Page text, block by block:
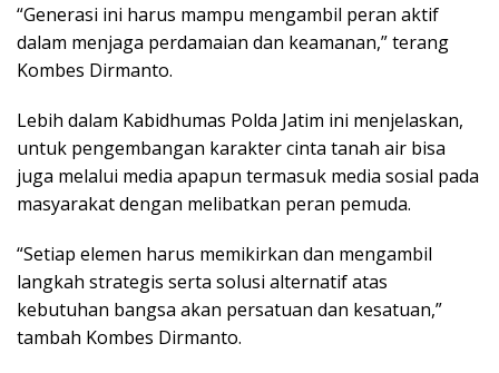
“Generasi ini harus mampu mengambil peran aktif
dalam menjaga perdamaian dan keamanan,” terang
Kombes Dirmanto.
Lebih dalam Kabidhumas Polda Jatim ini menjelaskan,
untuk pengembangan karakter cinta tanah air bisa
juga melalui media apapun termasuk media sosial pada
masyarakat dengan melibatkan peran pemuda.
“Setiap elemen harus memikirkan dan mengambil
langkah strategis serta solusi alternatif atas
kebutuhan bangsa akan persatuan dan kesatuan,”
tambah Kombes Dirmanto.